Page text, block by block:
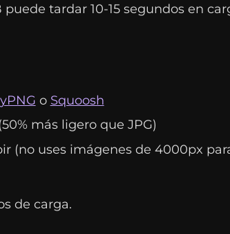
tardar 10-15 segundos en
o Squoosh
más ligero que JPG)
(no uses imágenes de 4000px
de carga.